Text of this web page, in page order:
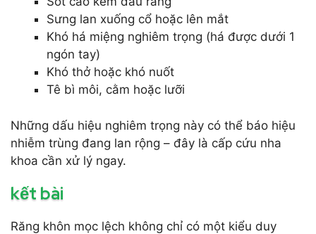
Sưng lan xuống cổ hoặc lên mắt
Khó há miệng nghiêm trọng (há được dưới 1
ngón tay)
Khó thở hoặc khó nuốt
Tê bì môi, cằm hoặc lưỡi
Những dấu hiệu nghiêm trọng này có thể báo hiệu
nhiễm trùng đang lan rộng – đây là cấp cứu nha
khoa cần xử lý ngay.
kết bài
Răng khôn mọc lệch không chỉ có một kiểu duy